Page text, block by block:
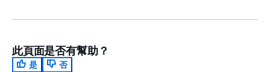
此頁面是否有幫助？
是
否